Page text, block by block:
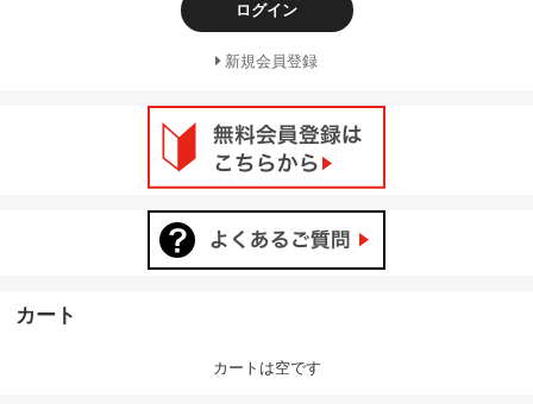
ログイン
新規会員登録
カート
カートは空です